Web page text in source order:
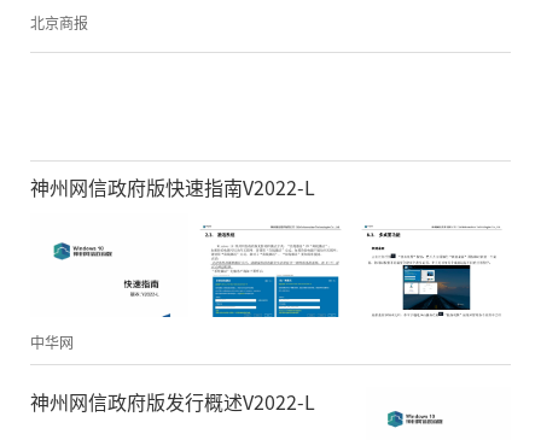
北京商报
神州网信政府版快速指南V2022-L
中华网
神州网信政府版发行概述V2022-L